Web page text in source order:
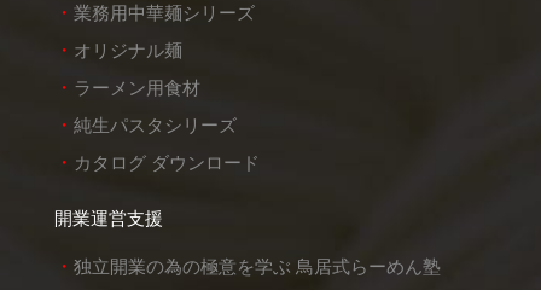
業務用中華麺シリーズ
オリジナル麺
ラーメン用食材
純生パスタシリーズ
カタログ ダウンロード
開業運営支援
独立開業の為の極意を学ぶ 鳥居式らーめん塾